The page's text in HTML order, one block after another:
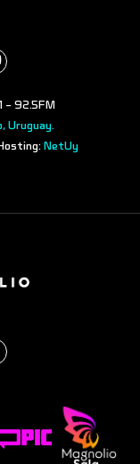
- 92.5FM
Uruguay.
NetUy